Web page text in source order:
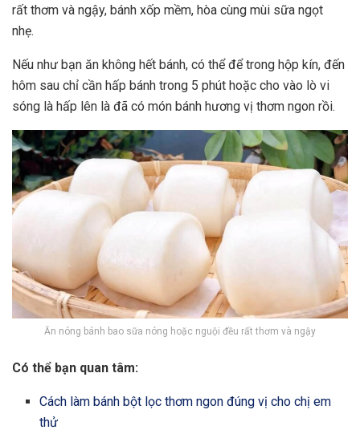
rất thơm và ngậy, bánh xốp mềm, hòa cùng mùi sữa ngọt
nhẹ.
Nếu như bạn ăn không hết bánh, có thể để trong hộp kín, đến
hôm sau chỉ cần hấp bánh trong 5 phút hoặc cho vào lò vi
sóng là hấp lên là đã có món bánh hương vị thơm ngon rồi.
Ăn nóng bánh bao sữa nóng hoặc nguội đều rất thơm và ngậy
Có thể bạn quan tâm:
Cách làm bánh bột lọc thơm ngon đúng vị cho chị em
thử